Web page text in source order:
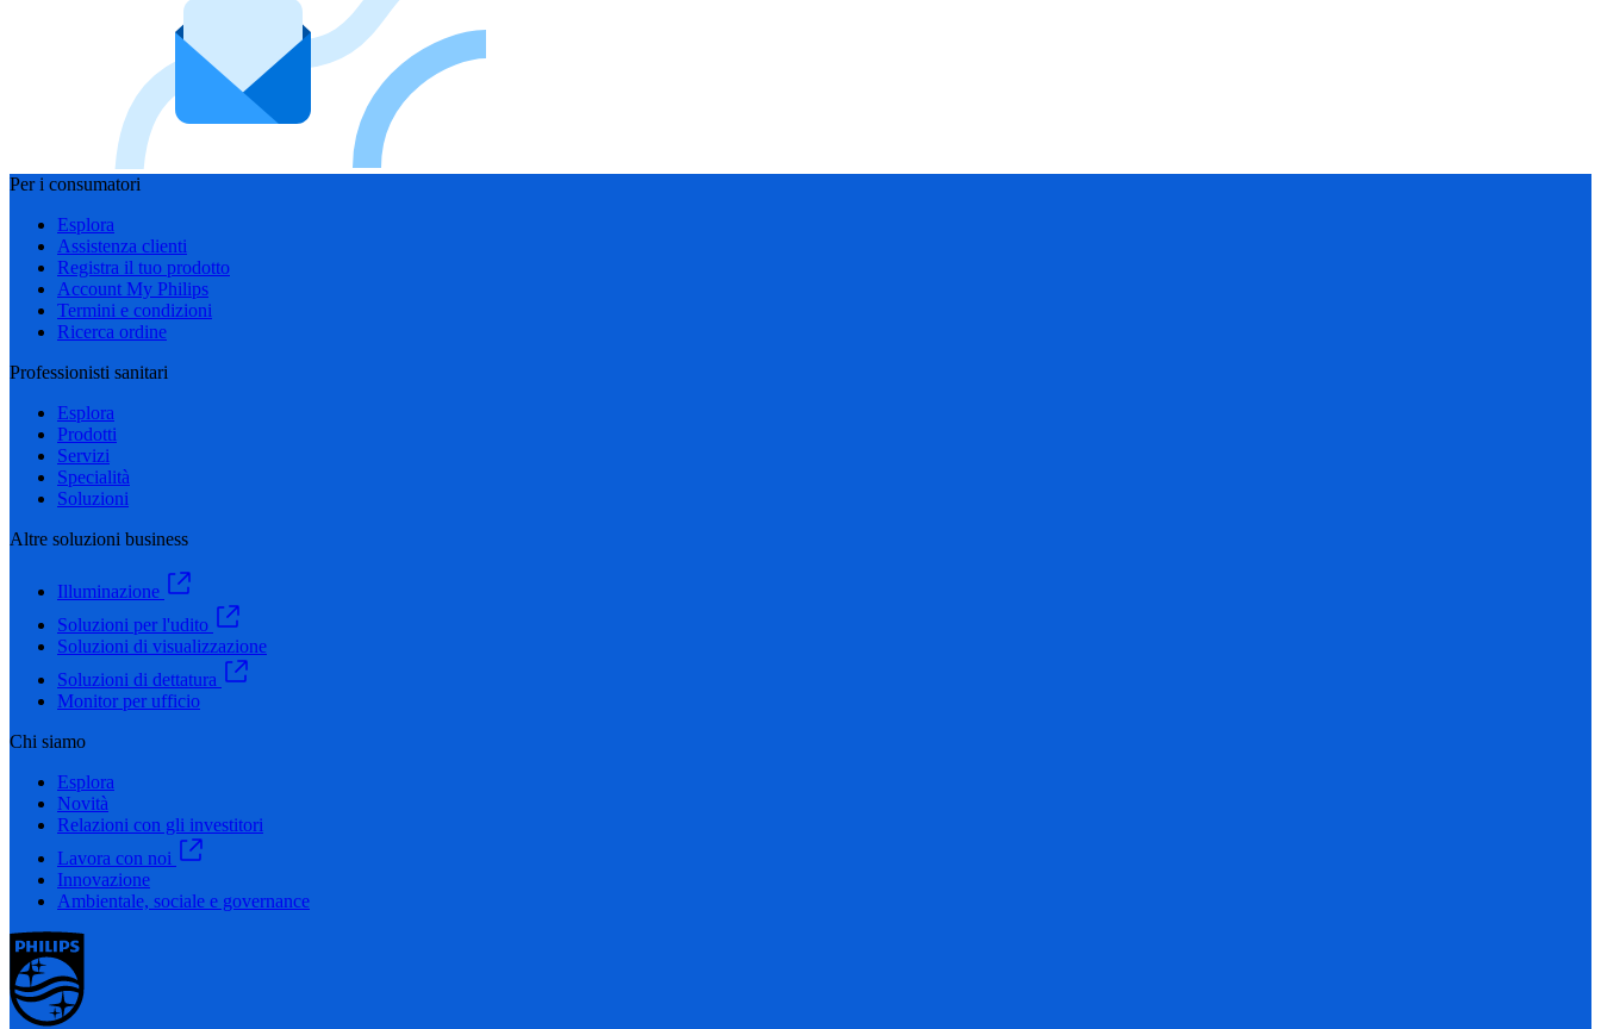
Per i consumatori
Esplora
Assistenza clienti
Registra il tuo prodotto
Account My Philips
Termini e condizioni
Ricerca ordine
Professionisti sanitari
Esplora
Prodotti
Servizi
Specialità
Soluzioni
Altre soluzioni business
Illuminazione
Soluzioni per l'udito
Soluzioni di visualizzazione
Soluzioni di dettatura
Monitor per ufficio
Chi siamo
Esplora
Novità
Relazioni con gli investitori
Lavora con noi
Innovazione
Ambientale, sociale e governance